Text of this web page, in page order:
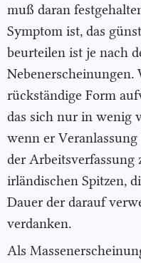
muß daran
Symptom ist, das
beurteilen ist je nach
Nebenerscheinungen.
rückständige Form
das sich nur in wenig
wenn er
der Arbeitsverfassung
irländischen Spitzen,
Dauer der darauf
verdanken.
Als